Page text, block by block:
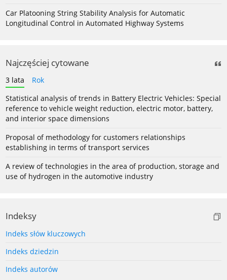
Car Platooning String Stability Analysis for Automatic
Longitudinal Control in Automated Highway Systems
Najczęściej cytowane
3 lata
Rok
Statistical analysis of trends in Battery Electric Vehicles: Special
reference to vehicle weight reduction, electric motor, battery,
and interior space dimensions
Proposal of methodology for customers relationships
establishing in terms of transport services
A review of technologies in the area of production, storage and
use of hydrogen in the automotive industry
Indeksy
Indeks słów kluczowych
Indeks dziedzin
Indeks autorów